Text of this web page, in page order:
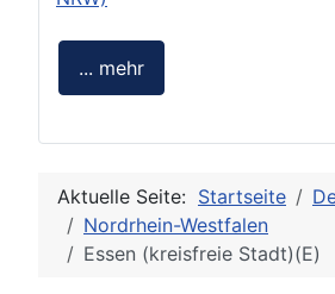
... mehr
Aktuelle Seite: Startseite
Nordrhein-Westfalen
Essen (kreisfreie Stadt)(E)